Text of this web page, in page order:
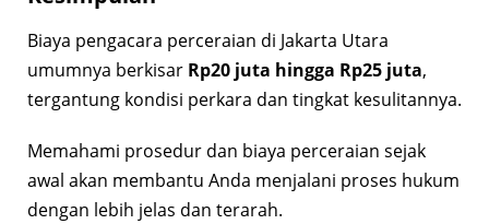
Biaya pengacara perceraian di Jakarta Utara
umumnya berkisar Rp20 juta hingga Rp25 juta,
tergantung kondisi perkara dan tingkat kesulitannya.
Memahami prosedur dan biaya perceraian sejak
awal akan membantu Anda menjalani proses hukum
dengan lebih jelas dan terarah.